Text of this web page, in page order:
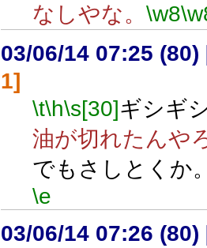
なしやな。 \w8
03/06/14 07:25 (80)
1]
\t\h\s[30]ギシギ
油が切れたんや
でもさしとくか
\e
03/06/14 07:26 (80)